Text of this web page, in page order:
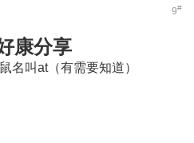
9#
康分享
名叫at（有需要知道）